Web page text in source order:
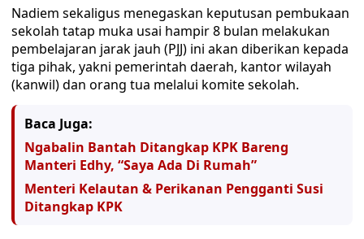
Nadiem sekaligus menegaskan keputusan pembukaan
sekolah tatap muka usai hampir 8 bulan melakukan
pembelajaran jarak jauh (PJJ) ini akan diberikan kepada
tiga pihak, yakni pemerintah daerah, kantor wilayah
(kanwil) dan orang tua melalui komite sekolah.
Baca Juga:
Ngabalin Bantah Ditangkap KPK Bareng
Manteri Edhy, “Saya Ada Di Rumah”
Menteri Kelautan & Perikanan Pengganti Susi
Ditangkap KPK